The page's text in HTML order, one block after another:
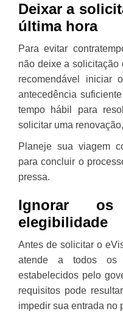
Deixar a
última hora
Para evitar
não deixe a solicitação
recomendável iniciar
antecedência
tempo hábil para
solicitar uma
Planeje sua viagem
para concluir o
pressa.
Ignorar
elegibilidade
Antes de solicitar o
atende a todos os
estabelecidos pelo
requisitos pode
impedir sua entrada no